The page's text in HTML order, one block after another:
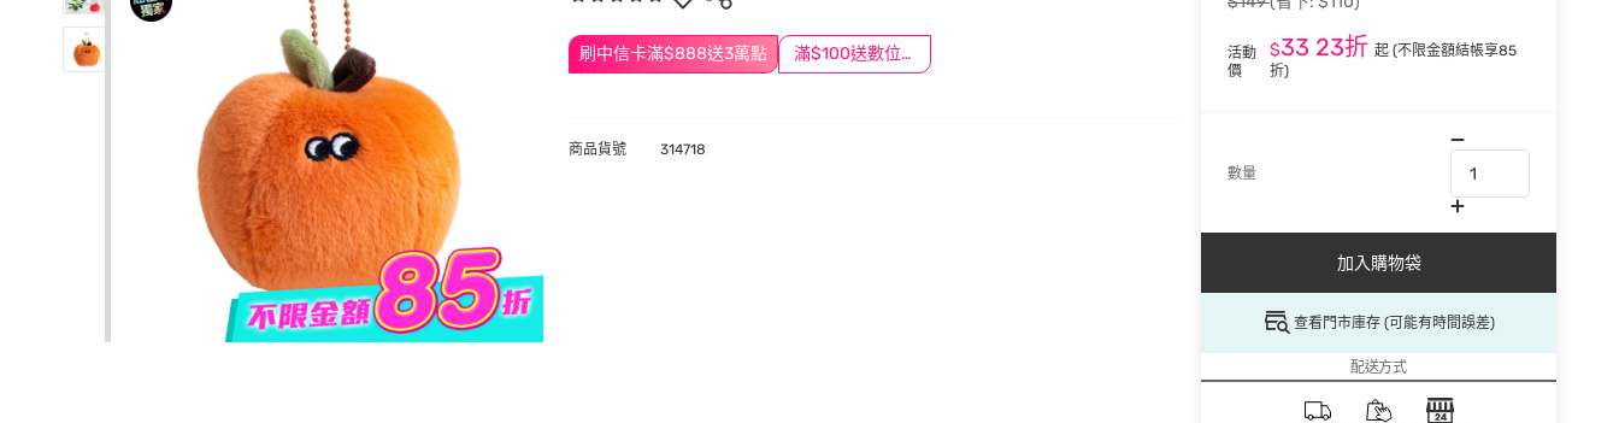
刷中信卡滿$888送3萬點 滿$100送數位印花
活動
價
$33 23折起(不限金額結帳享85
折)
數量
加入購物袋
查看門市庫存 (可能有時間誤差)
配送方式
商品貨號 314718